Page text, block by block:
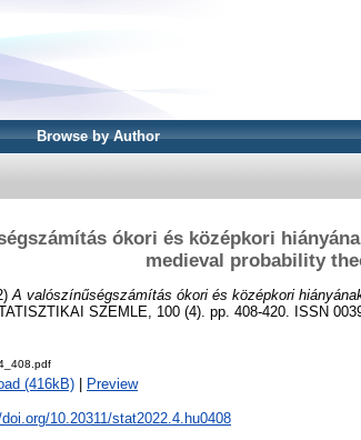
Browse by Author
ókori és középkori
medieval probability
A valószínűségszámítás ókori és középkori
SZEMLE, 100 (4). pp. 408-420. ISSN
(416kB) Preview
10.20311/stat2022.4.hu0408